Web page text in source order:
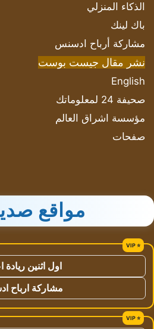
الذكاء المنزلي
باك لينك
مشاركة أرباح ادسنس
نشر مقال جيست بوست
English
صحيفة 24 لمعلوماتك
مؤسسة اشراق العالم
صفحات
مواقع
اول اثنين ريادة
مشاركة ارباح